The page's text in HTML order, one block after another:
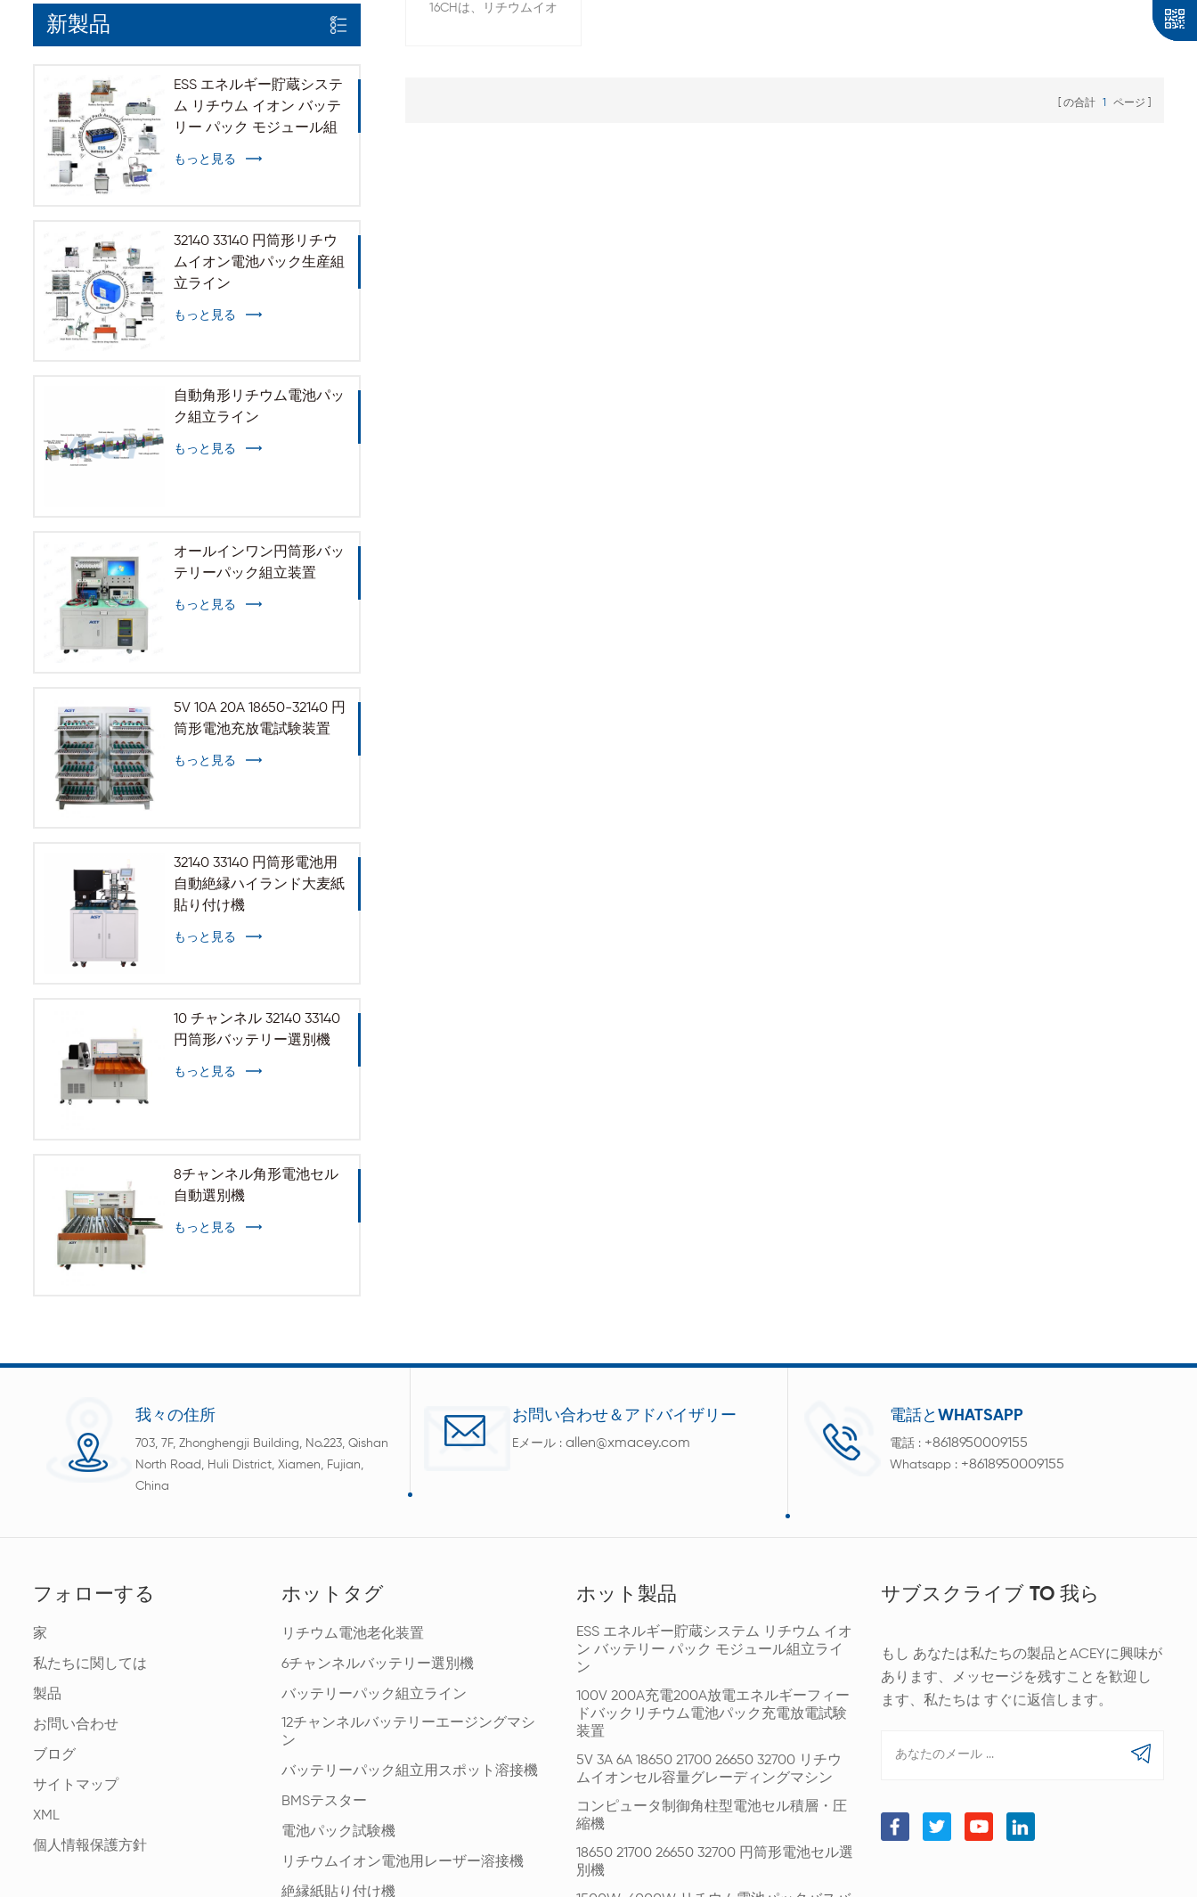
新製品
ESS エネルギー貯蔵システ
ム リチウム イオン バッテ
リー パック モジュール組
もっと見る
32140 33140 円筒形リチウ
ムイオン電池パック生産組
立ライン
もっと見る
自動角形リチウム電池パッ
ク組立ライン
もっと見る
オールインワン円筒形バッ
テリーパック組立装置
もっと見る
5V 10A 20A 18650-32140 円
筒形電池充放電試験装置
もっと見る
32140 33140 円筒形電池用
自動絶縁ハイランド大麦紙
貼り付け機
もっと見る
10 チャンネル 32140 33140
円筒形バッテリー選別機
もっと見る
8チャンネル角形電池セル
自動選別機
もっと見る
16CHは、リチウムイオ
の合計 1 ページ
我々の住所
703, 7F, Zhonghengji Building, No.223, Qishan
North Road, Huli District, Xiamen, Fujian,
China
お問い合わせ＆アドバイザリー
Eメール :allen@xmacey.com
電話とWHATSAPP
電話 : +8618950009155
Whatsapp : +8618950009155
フォローする
家
私たちに関しては
製品
お問い合わせ
ブログ
サイトマップ
XML
個人情報保護方針
ホットタグ
リチウム電池老化装置
6チャンネルバッテリー選別機
バッテリーパック組立ライン
12チャンネルバッテリーエージングマシ
ン
バッテリーパック組立用スポット溶接機
BMSテスター
電池パック試験機
リチウムイオン電池用レーザー溶接機
絶縁紙貼り付け機
ホット製品
ESS エネルギー貯蔵システム リチウム イオ
ン バッテリー パック モジュール組立ライ
ン
100V 200A充電200A放電エネルギーフィー
ドバックリチウム電池パック充電放電試験
装置
5V 3A 6A 18650 21700 26650 32700 リチウ
ムイオンセル容量グレーディングマシン
コンピュータ制御角柱型電池セル積層・圧
縮機
18650 21700 26650 32700 円筒形電池セル選
別機
サブスクライブ TO 我ら
もし あなたは私たちの製品とACEYに興味が
あります、メッセージを残すことを歓迎し
ます、私たちは すぐに返信します。